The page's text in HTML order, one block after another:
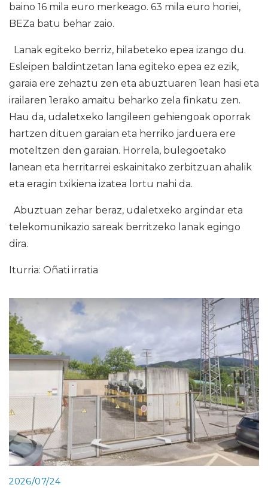
baino 16 mila euro merkeago. 63 mila euro horiei,
BEZa batu behar zaio.
Lanak egiteko berriz, hilabeteko epea izango du.
Esleipen baldintzetan lana egiteko epea ez ezik,
garaia ere zehaztu zen eta abuztuaren 1ean hasi eta
irailaren 1erako amaitu beharko zela finkatu zen.
Hau da, udaletxeko langileen gehiengoak oporrak
hartzen dituen garaian eta herriko jarduera ere
moteltzen den garaian. Horrela, bulegoetako
lanean eta herritarrei eskainitako zerbitzuan ahalik
eta eragin txikiena izatea lortu nahi da.
Abuztuan zehar beraz, udaletxeko argindar eta
telekomunikazio sareak berritzeko lanak egingo
dira.
Iturria: Oñati irratia
2026/07/24